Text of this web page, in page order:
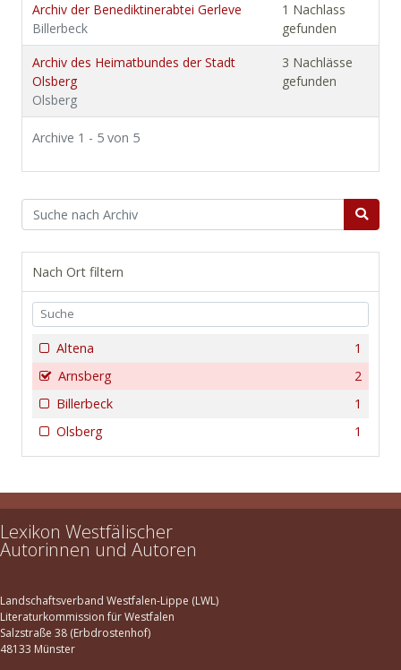
Archiv der Benediktinerabtei Gerleve
Billerbeck
1 Nachlass
gefunden
Archiv des Heimatbundes der Stadt
Olsberg
Olsberg
3 Nachlässe
gefunden
Archive 1 - 5 von 5
Nach Ort filtern
1
Altena
2
Arnsberg
1
Billerbeck
1
Olsberg
Lexikon Westfälischer
Autorinnen und Autoren
Landschaftsverband Westfalen-Lippe (LWL)
Literaturkommission für Westfalen
Salzstraße 38 (Erbdrostenhof)
48133 Münster